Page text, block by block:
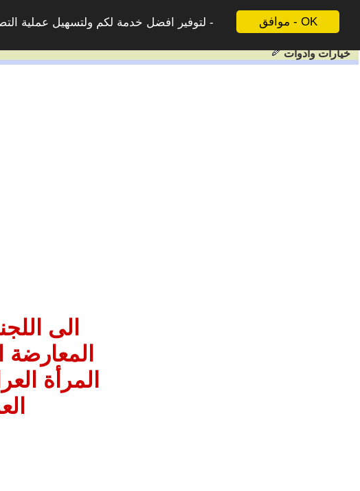
موافق - OK
لتوفير افضل خدمة لكم ولتسهيل عملية
خيارات وادوات
الى
المرأة